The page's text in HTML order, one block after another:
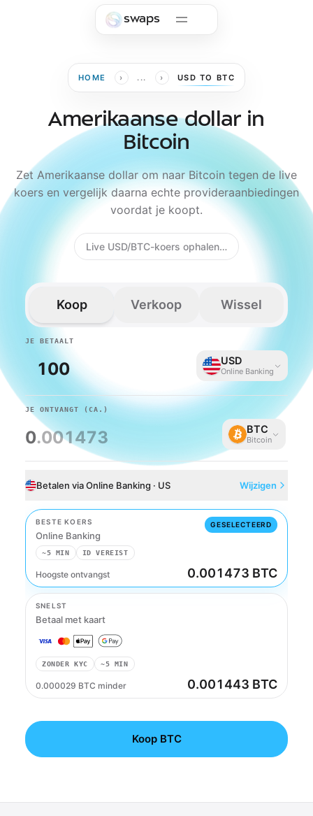
swaps
HOME › ... › USD TO BTC
Amerikaanse dollar in
Bitcoin
Zet Amerikaanse dollar om naar Bitcoin tegen de live
koers en vergelijk daarna echte provideraanbiedingen
voordat je koopt.
Live USD/BTC-koers ophalen…
Koop Verkoop Wissel
JE BETAALT
USD
Online Banking
JE ONTVANGT (CA.)
0.001473 BTC
Bitcoin
Betalen via Online Banking · US Wijzigen
BESTE KOERS
Online Banking
GESELECTEERD
~5 MIN ID VEREIST
Hoogste ontvangst 0.001473 BTC
Online Banking
SNELST
Betaal met kaart
ZONDER KYC ~5 MIN
0.000029 BTC minder 0.001443 BTC
Koop BTC